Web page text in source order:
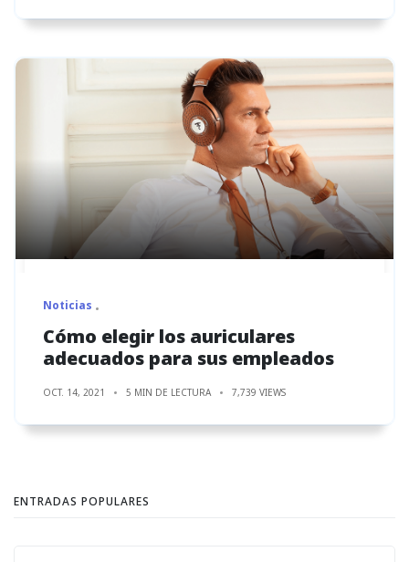
Noticias
Cómo elegir los auriculares
adecuados para sus empleados
OCT. 14, 2021 5 MIN DE LECTURA 7,739 VIEWS
ENTRADAS POPULARES